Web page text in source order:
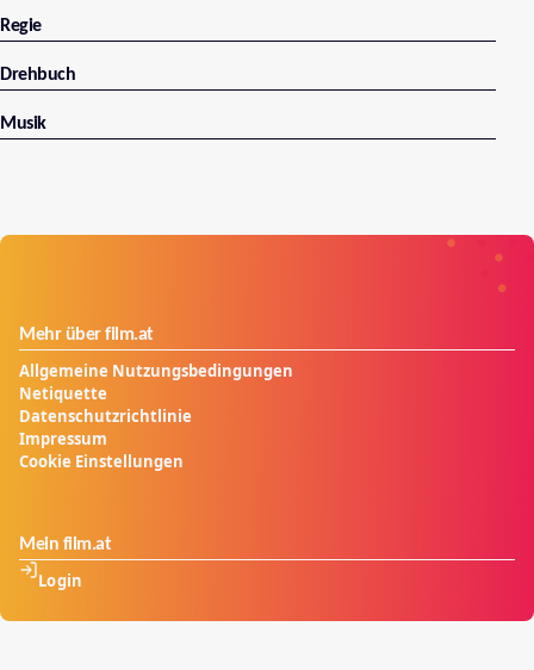
denn außer dem Schiffchen landet das Familienauto
gleich mit im Wasser. Doch hat man die
Anfangsschwierigkeiten erstmal heil überstanden,
kaum noch schrecken - oder?
Regie
Drehbuch
Musik
Mehr über film.at
Allgemeine Nutzungsbedingungen
Netiquette
Datenschutzrichtlinie
Impressum
Cookie Einstellungen
Mein film.at
Login